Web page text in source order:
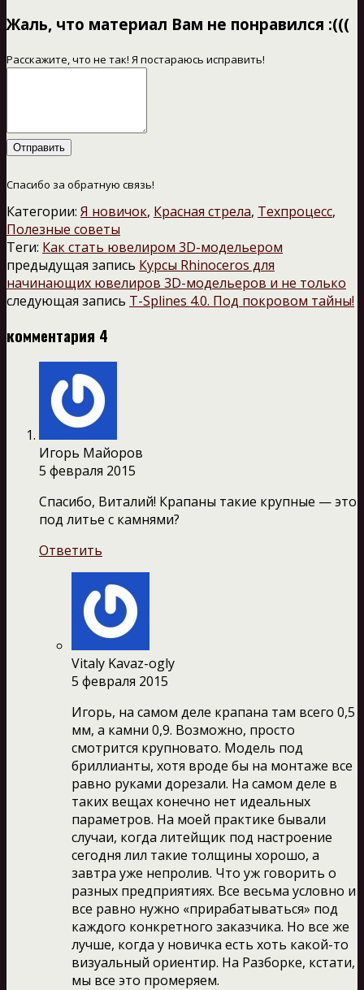
Жаль, что материал Вам не понравился :(((
Расскажите, что не так! Я постараюсь исправить!
Отправить
Спасибо за обратную связь!
Категории: Я новичок, Красная стрела, Техпроцесс,
Полезные советы
Теги: Как стать ювелиром 3D-модельером
предыдущая запись Курсы Rhinoceros для
начинающих ювелиров 3D-модельеров и не только
следующая запись T-Splines 4.0. Под покровом тайны!
комментария 4
Игорь Майоров
5 февраля 2015
Спасибо, Виталий! Крапаны такие крупные — это
под литье с камнями?
Ответить
Vitaly Kavaz-ogly
5 февраля 2015
Игорь, на самом деле крапана там всего 0,5
мм, а камни 0,9. Возможно, просто
смотрится крупновато. Модель под
бриллианты, хотя вроде бы на монтаже все
равно руками дорезали. На самом деле в
таких вещах конечно нет идеальных
параметров. На моей практике бывали
случаи, когда литейщик под настроение
сегодня лил такие толщины хорошо, а
завтра уже непролив. Что уж говорить о
разных предприятиях. Все весьма условно и
все равно нужно «прирабатываться» под
каждого конкретного заказчика. Но все же
лучше, когда у новичка есть хоть какой-то
визуальный ориентир. На Разборке, кстати,
мы все это промеряем.